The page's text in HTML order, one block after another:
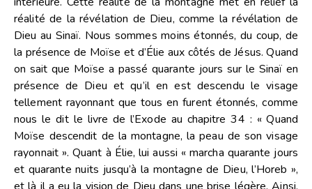
réalité de la révélation de Dieu, comme la révélation de
Dieu au Sinaï. Nous sommes moins étonnés, du coup, de
la présence de Moïse et d’Élie aux côtés de Jésus. Quand
on sait que Moïse a passé quarante jours sur le Sinaï en
présence de Dieu et qu’il en est descendu le visage
tellement rayonnant que tous en furent étonnés, comme
nous le dit le livre de l’Exode au chapitre 34 : « Quand
Moïse descendit de la montagne, la peau de son visage
rayonnait ». Quant à Élie, lui aussi « marcha quarante jours
et quarante nuits jusqu’à la montagne de Dieu, l’Horeb »,
et là il a eu la vision de Dieu dans une brise légère. Ainsi,